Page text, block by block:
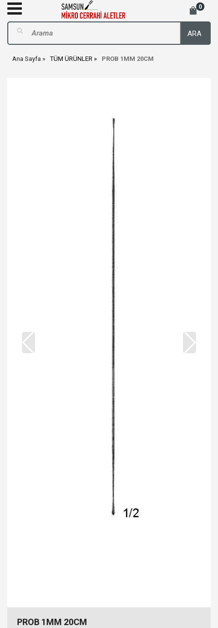
0
ARA
Ana Sayfa TÜM ÜRÜNLER PROB 1MM 20CM
PROB 1MM 20CM